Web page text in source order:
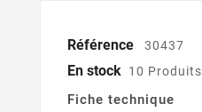
Référence 30437
En stock 10 Produits
Fiche technique